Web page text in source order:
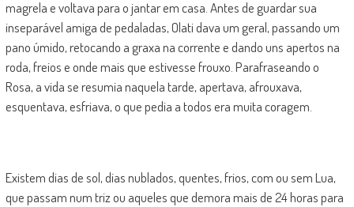
magrela e voltava para o jantar em casa. Antes de guardar sua
inseparável amiga de pedaladas, Olati dava um geral, passando um
pano úmido, retocando a graxa na corrente e dando uns apertos na
roda, freios e onde mais que estivesse frouxo. Parafraseando o
Rosa, a vida se resumia naquela tarde, apertava, afrouxava,
esquentava, esfriava, o que pedia a todos era muita coragem.
Existem dias de sol, dias nublados, quentes, frios, com ou sem Lua,
que passam num triz ou aqueles que demora mais de 24 horas para